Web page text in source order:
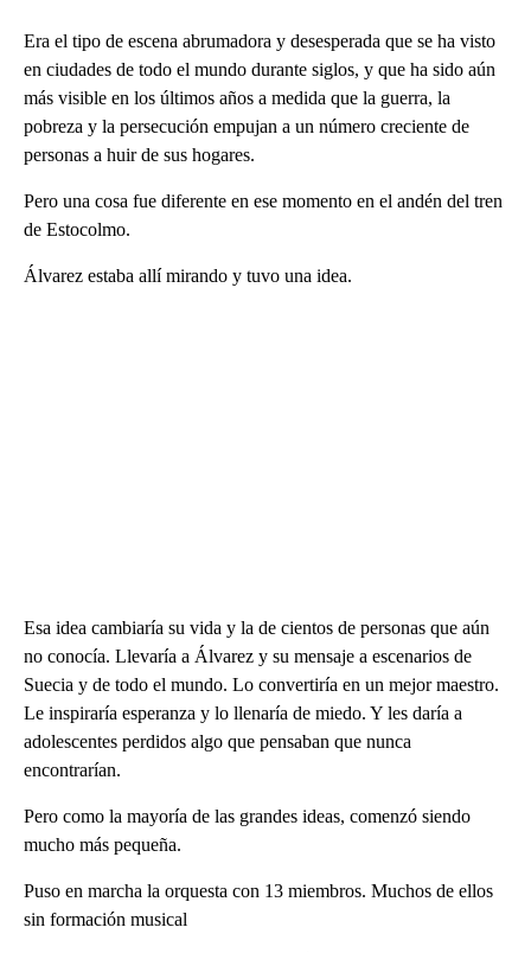
Era el tipo de escena abrumadora y desesperada que se ha visto
en ciudades de todo el mundo durante siglos, y que ha sido aún
más visible en los últimos años a medida que la guerra, la
pobreza y la persecución empujan a un número creciente de
personas a huir de sus hogares.
Pero una cosa fue diferente en ese momento en el andén del tren
de Estocolmo.
Álvarez estaba allí mirando y tuvo una idea.
Esa idea cambiaría su vida y la de cientos de personas que aún
no conocía. Llevaría a Álvarez y su mensaje a escenarios de
Suecia y de todo el mundo. Lo convertiría en un mejor maestro.
Le inspiraría esperanza y lo llenaría de miedo. Y les daría a
adolescentes perdidos algo que pensaban que nunca
encontrarían.
Pero como la mayoría de las grandes ideas, comenzó siendo
mucho más pequeña.
Puso en marcha la orquesta con 13 miembros. Muchos de ellos
sin formación musical